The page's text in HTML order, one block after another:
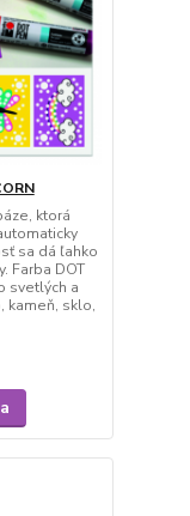
ktorá
sa dá ľahko
Farba DOT
svetlých a
kameň, sklo,